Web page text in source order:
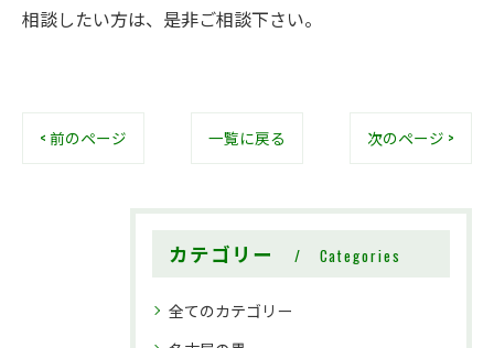
相談したい方は、是非ご相談下さい。
< 前のページ 一覧に戻る 次のページ >
カテゴリー Categories
全てのカテゴリー